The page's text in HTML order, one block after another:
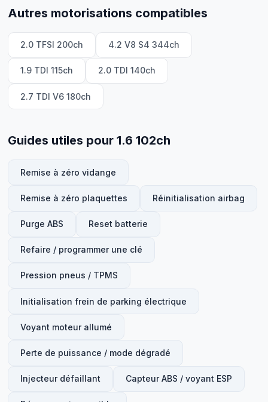
Autres motorisations compatibles
2.0 TFSI 200ch 4.2 V8 S4 344ch
1.9 TDI 115ch 2.0 TDI 140ch
2.7 TDI V6 180ch
Guides utiles pour 1.6 102ch
Remise à zéro vidange
Remise à zéro plaquettes Réinitialisation airbag
Purge ABS Reset batterie
Refaire / programmer une clé
Pression pneus / TPMS
Initialisation frein de parking électrique
Voyant moteur allumé
Perte de puissance / mode dégradé
Injecteur défaillant Capteur ABS / voyant ESP